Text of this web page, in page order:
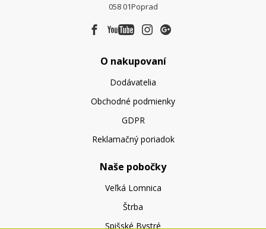
058 01Poprad
O nakupovaní
Dodávatelia
Obchodné podmienky
GDPR
Reklamačný poriadok
Naše pobočky
Veľká Lomnica
Štrba
Spišské Bystré